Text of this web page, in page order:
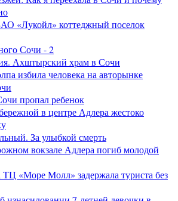
«Лукойл» коттеджный поселок
Сочи - 2
Ахштырский храм в Сочи
избила человека на авторынке
пропал ребенок
в центре Адлера жестоко
За улыбкой смерть
вокзале Адлера погиб молодой
«Море Молл» задержала туриста без